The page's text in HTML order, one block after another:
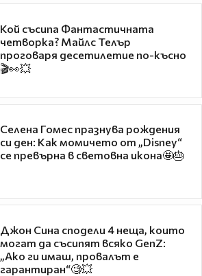
Кой съсипа Фантастичната
четворка? Майлс Телър
проговаря десетилетие по-късно
🎬👀💥
Селена Гомес празнува рождения
си ден: Как момичето от „Disney“
се превърна в световна икона🤩🎂
Джон Сина сподели 4 неща, които
могат да съсипят всяко GenZ:
„Ако ги имаш, провалът е
гарантиран“🧐💥